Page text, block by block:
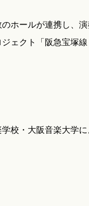
ホールが連携し、
ェクト「阪急宝塚
校・大阪音楽大学